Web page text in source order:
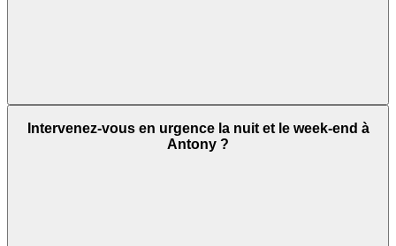
Intervenez-vous en urgence la nuit et le week-end à
Antony ?